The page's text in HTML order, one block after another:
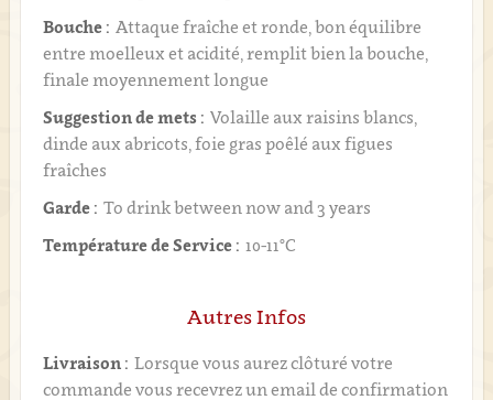
Bouche : Attaque fraîche et ronde, bon équilibre
entre moelleux et acidité, remplit bien la bouche,
finale moyennement longue
Suggestion de mets : Volaille aux raisins blancs,
dinde aux abricots, foie gras poêlé aux figues
fraîches
Garde : To drink between now and 3 years
Température de Service : 10-11°C
Autres Infos
Livraison : Lorsque vous aurez clôturé votre
commande vous recevrez un email de confirmation